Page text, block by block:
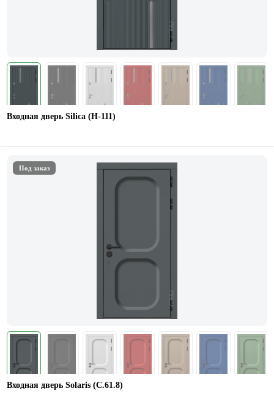
Входная дверь Silica (Н-111)
Под заказ
Входная дверь Solaris (С.61.8)